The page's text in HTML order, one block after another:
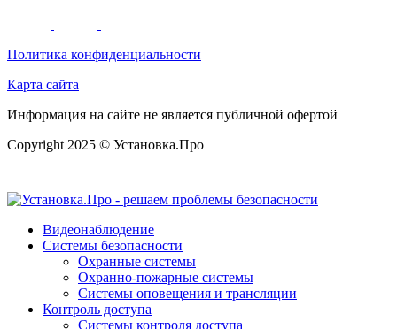
Политика конфиденциальности
Карта сайта
Информация на сайте не является публичной офертой
Copyright 2025 © Установка.Про
Видеонаблюдение
Системы безопасности
Охранные системы
Охранно-пожарные системы
Системы оповещения и трансляции
Контроль доступа
Системы контроля доступа